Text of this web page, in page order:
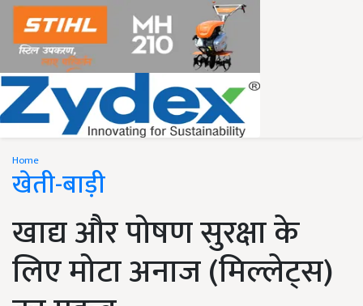
Home
खेती-बाड़ी
खाद्य और पोषण सुरक्षा के
लिए मोटा अनाज (मिल्लेट्स)